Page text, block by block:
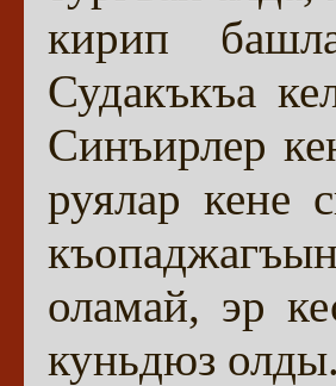
кирип
Судакъкъа
Синъирлер
руялар кене
оламай, эр
куньдюз олды.